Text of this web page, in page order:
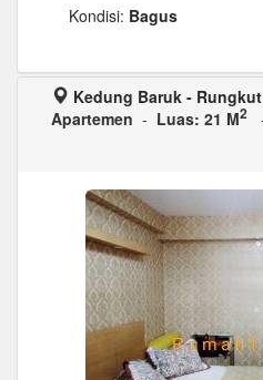
Kondisi: Bagus
Kedung Baruk -
Apartemen - Luas: 21 M2